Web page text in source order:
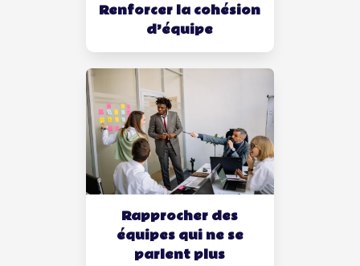
Renforcer la cohésion
d’équipe
Rapprocher des
équipes qui ne se
parlent plus